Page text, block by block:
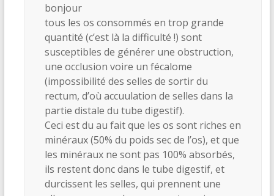
bonjour
tous les os consommés en trop grande
quantité (c’est là la difficulté !) sont
susceptibles de générer une obstruction,
une occlusion voire un fécalome
(impossibilité des selles de sortir du
rectum, d’où accuulation de selles dans la
partie distale du tube digestif).
Ceci est du au fait que les os sont riches en
minéraux (50% du poids sec de l’os), et que
les minéraux ne sont pas 100% absorbés,
ils restent donc dans le tube digestif, et
durcissent les selles, qui prennent une